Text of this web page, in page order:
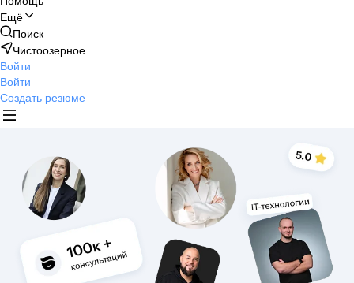
Ещё
Поиск
Чистоозерное
Войти
Войти
Создать резюме